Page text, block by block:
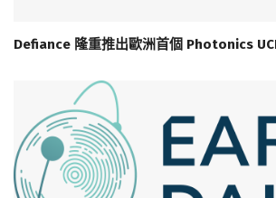
Defiance 隆重推出歐洲首個 Photonics